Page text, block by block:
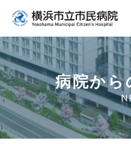
病院から